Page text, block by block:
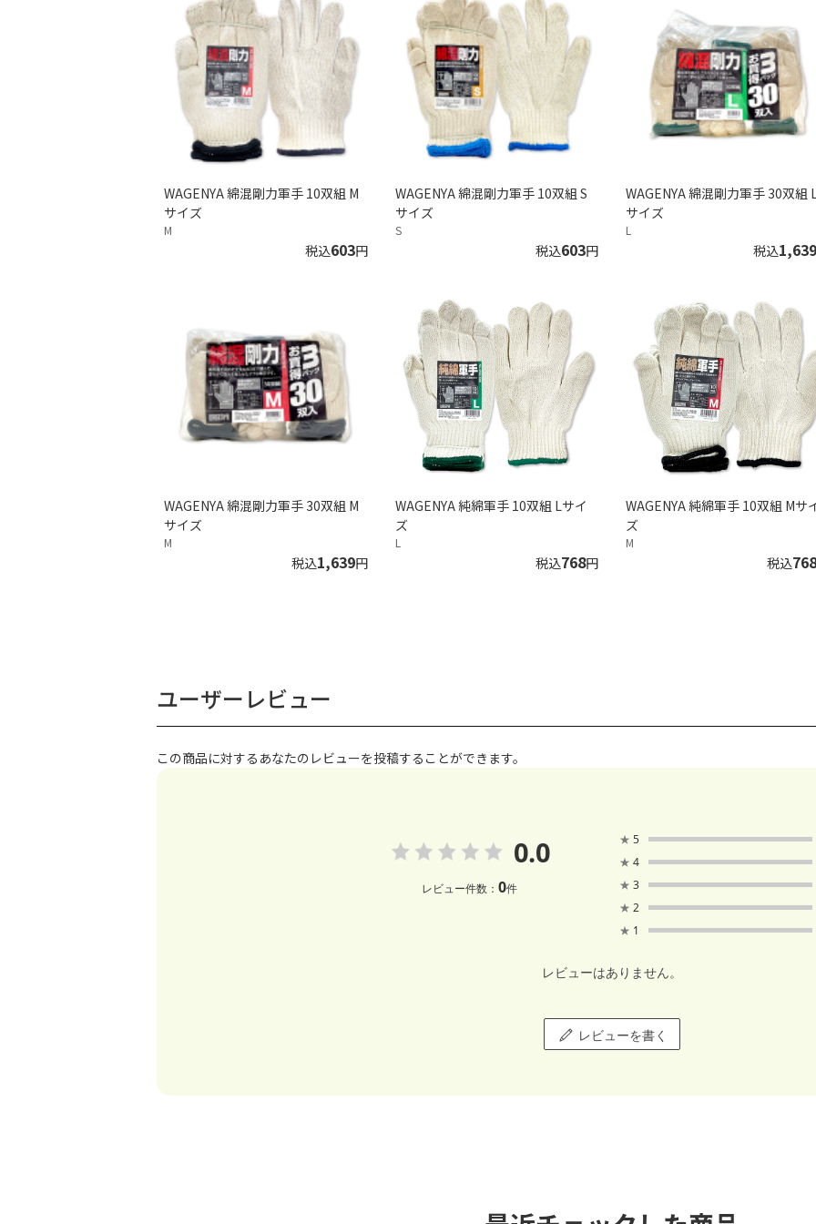
WAGENYA 綿混剛力軍手 10双組 M
サイズ
M
税込603円
WAGENYA 綿混剛力軍手 10双組 S
サイズ
S
税込603円
WAGENYA 綿混剛力軍手 30双組 L
サイズ
L
税込1,639
WAGENYA 綿混剛力軍手 30双組 M
サイズ
M
税込1,639円
WAGENYA 純綿軍手 10双組 Lサイ
ズ
L
税込768円
WAGENYA 純綿軍手 10双組 Mサ
ズ
M
税込768
ユーザーレビュー
この商品に対するあなたのレビューを投稿することができます。
0.0
レビュー件数： 0件
★ 5
★ 4
★ 3
★ 2
★ 1
レビューはありません。
レビューを書く